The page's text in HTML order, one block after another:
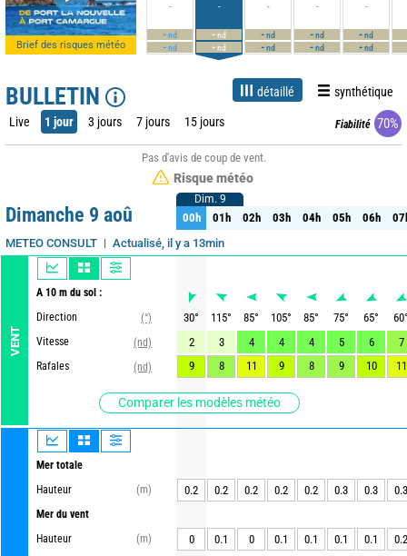
Brief des risques météo
-
-nd
-nd
-
-nd
-nd
-
-nd
-nd
-
-nd
-nd
-
-nd
-nd
BULLETIN détaillé synthétique
Live 1 jour 3 jours 7 jours 15 jours Fiabilité 70%
Pas d'avis de coup de vent.
Risque météo
Dimanche 9 aoû
METEO CONSULT Actualisé, il y a 13min
VENT
A 10 m du sol :
Direction
(°)
Vitesse
(nd)
Rafales
(nd)
Comparer les modèles météo
Mer totale
Hauteur
(m)
Mer du vent
Hauteur
(m)
Dim. 9
00h 01h 02h 03h 04h 05h 06h
Dim. 9
00h 01h 02h 03h 04h 05h 06h
30° 115° 85° 105° 85° 75° 65° 60
2
3 4 4 4 5 6
7
9
8 11 9 8 9 10 11
0.2 0.2 0.2 0.2 0.2 0.3 0.3 0.3
0 0.1 0 0.1 0.1 0.1 0.1 0.2